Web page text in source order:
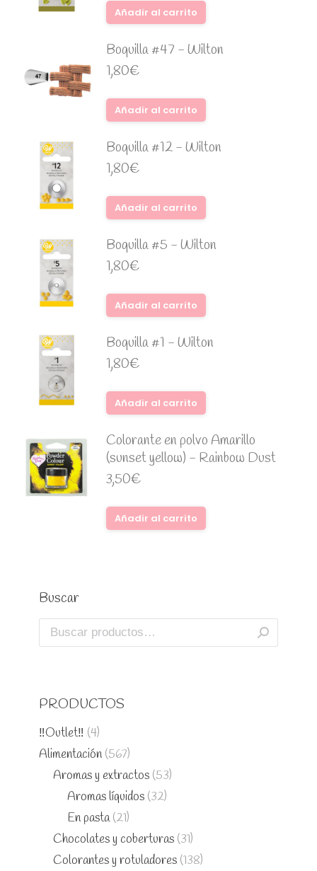
Añadir al carrito
Boquilla #47 - Wilton
1,80€
Añadir al carrito
Boquilla #12 - Wilton
1,80€
Añadir al carrito
Boquilla #5 - Wilton
1,80€
Añadir al carrito
Boquilla #1 - Wilton
1,80€
Añadir al carrito
Colorante en polvo Amarillo
(sunset yellow) - Rainbow Dust
3,50€
Añadir al carrito
Buscar
PRODUCTOS
‼️Outlet‼️ (4)
Alimentación (567)
Aromas y extractos (53)
Aromas líquidos (32)
En pasta (21)
Chocolates y coberturas (31)
Colorantes y rotuladores (138)